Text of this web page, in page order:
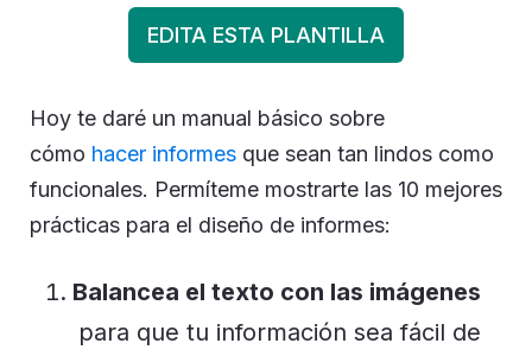
EDITA ESTA PLANTILLA
Hoy te daré un manual básico sobre
cómo hacer informes que sean tan lindos como
funcionales. Permíteme mostrarte las 10 mejores
prácticas para el diseño de informes:
Balancea el texto con las imágenes
para que tu información sea fácil de